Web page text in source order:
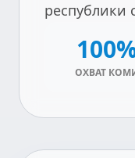
республики
ОХВАТ